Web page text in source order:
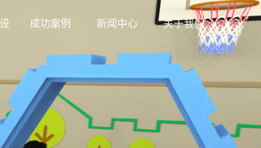
成功案例 新闻中心 关于我们